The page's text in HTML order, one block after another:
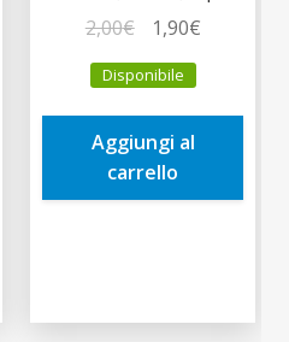
2,00€
prezzo
originale
era:
2,00€.
1,90€Il
è:
Disponibile
Aggiungi al
carrello